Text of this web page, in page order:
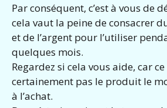
Par conséquent, c’est à vous de
cela vaut la peine de consacrer
et de l’argent pour l’utiliser
quelques mois.
Regardez si cela vous aide, car ce
certainement pas le produit le
à l’achat.